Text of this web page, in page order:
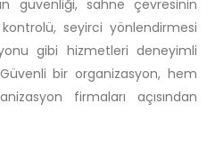
güvenliği, sahne çevresinin
kontrolü, seyirci yönlendirmesi
gibi hizmetleri deneyimli
bir organizasyon, hem
firmaları açısından